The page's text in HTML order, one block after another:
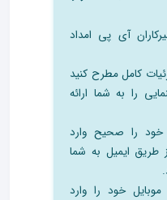
آی پی امداد
کامل مطرح کنید
را به شما ارائه
را صحیح وارد
طریق ایمیل به شما
خود را وارد